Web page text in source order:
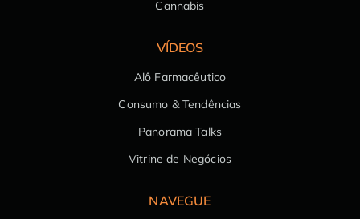
Cannabis
VÍDEOS
Alô Farmacêutico
Consumo & Tendências
Panorama Talks
Vitrine de Negócios
NAVEGUE